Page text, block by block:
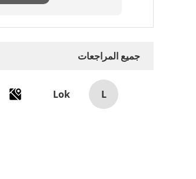
جميع المراجعات
L
Lok